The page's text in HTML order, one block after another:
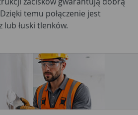
temu połączenie jest
lub łuski tlenków.